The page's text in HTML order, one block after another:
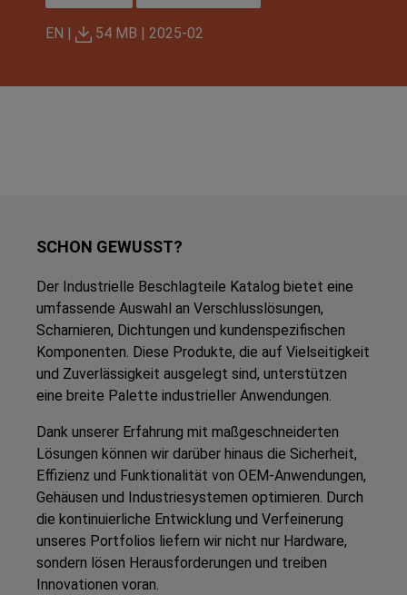
EN | 54 MB | 2025-02
SCHON GEWUSST?
Der Industrielle Beschlagteile Katalog bietet eine
umfassende Auswahl an Verschlusslösungen,
Scharnieren, Dichtungen und kundenspezifischen
Komponenten. Diese Produkte, die auf Vielseitigkeit
und Zuverlässigkeit ausgelegt sind, unterstützen
eine breite Palette industrieller Anwendungen.
Dank unserer Erfahrung mit maßgeschneiderten
Lösungen können wir darüber hinaus die Sicherheit,
Effizienz und Funktionalität von OEM-Anwendungen,
Gehäusen und Industriesystemen optimieren. Durch
die kontinuierliche Entwicklung und Verfeinerung
unseres Portfolios liefern wir nicht nur Hardware,
sondern lösen Herausforderungen und treiben
Innovationen voran.